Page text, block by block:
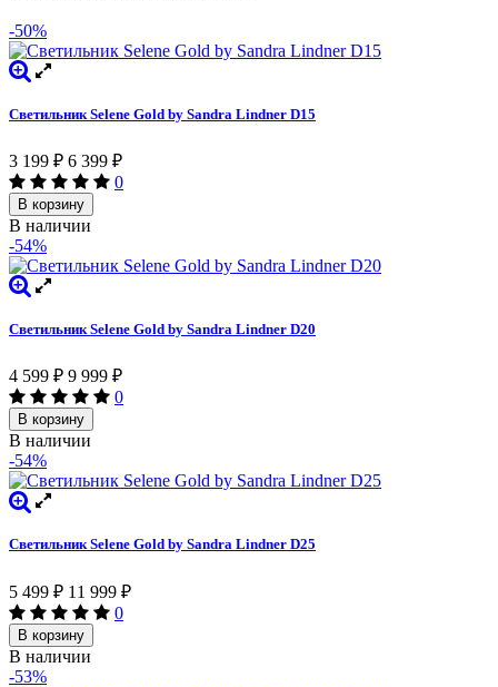
-50%
Светильник Selene Gold by Sandra Lindner D15
3 199 ₽ 6 399 ₽
0
В корзину
В наличии
-54%
Светильник Selene Gold by Sandra Lindner D20
4 599 ₽ 9 999 ₽
0
В корзину
В наличии
-54%
Светильник Selene Gold by Sandra Lindner D25
5 499 ₽ 11 999 ₽
0
В корзину
В наличии
-53%